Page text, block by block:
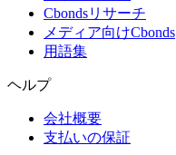
Cbondsリサーチ
メディア向けCbonds
用語集
ヘルプ
会社概要
支払いの保証